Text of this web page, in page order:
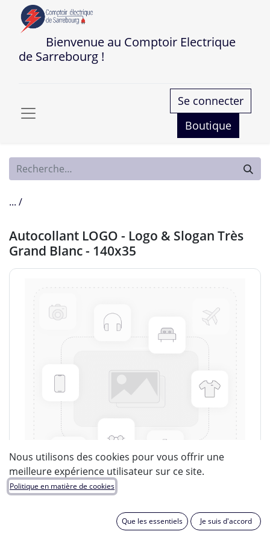
Bienvenue au Comptoir Electrique
de Sarrebourg !
Se connecter
Boutique
... /
Autocollant LOGO - Logo & Slogan Très
Grand Blanc - 140x35
Nous utilisons des cookies pour vous offrir une
meilleure expérience utilisateur sur ce site.
Politique en matière de cookies
Que les essentiels Je suis d'accord